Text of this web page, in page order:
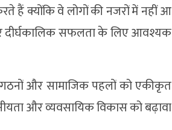
हैं क्योंकि वे लोगों की नजरों में नहीं आ
दीर्घकालिक सफलता के लिए आवश्यक
और सामाजिक पहलों को एकीकृत
और व्यवसायिक विकास को बढ़ावा